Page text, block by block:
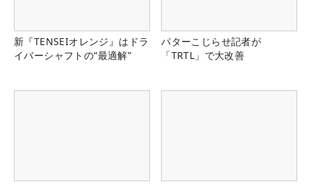
新『TENSEIオレンジ』はドラ
イバーシャフトの“最適解”
パターこじらせ記者が
「TRTL」で大改善